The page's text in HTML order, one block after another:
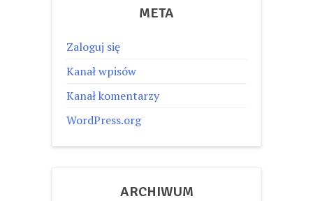
META
Zaloguj się
Kanał wpisów
Kanał komentarzy
WordPress.org
ARCHIWUM